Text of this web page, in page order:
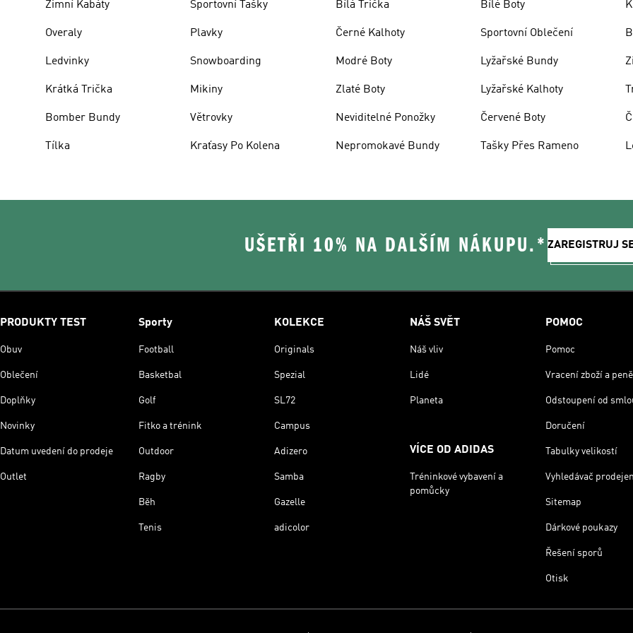
Zimní Kabáty
Overaly
Ledvinky
Krátká Trička
Bomber Bundy
Tílka
Sportovní Tašky
Plavky
Snowboarding
Mikiny
Větrovky
Kraťasy Po Kolena
Bílá Trička
Černé Kalhoty
Modré Boty
Zlaté Boty
Neviditelné Ponožky
Nepromokavé Bundy
Bílé Boty
Sportovní Oblečení
Lyžařské Bundy
Lyžařské Kalhoty
Červené Boty
Tašky Přes Rameno
UŠETŘI 10% NA DALŠÍM NÁKUPU.* ZAREGISTRUJ
PRODUKTY TEST
Obuv
Oblečení
Doplňky
Novinky
Datum uvedení do prodeje
Outlet
Sporty
Football
Basketbal
Golf
Fitko a trénink
Outdoor
Ragby
Běh
Tenis
KOLEKCE
Originals
Spezial
SL72
Campus
Adizero
Samba
Gazelle
adicolor
NÁŠ SVĚT
Náš vliv
Lidé
Planeta
VÍCE OD ADIDAS
Tréninkové vybavení a
pomůcky
POMOC
Pomoc
Vracení zboží a
Odstoupení od
Doručení
Tabulky velikostí
Vyhledávač
Sitemap
Dárkové poukazy
Řešení sporů
Otisk